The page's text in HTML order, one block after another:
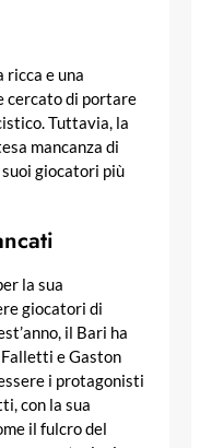
ricca e una
cercato di portare
Tuttavia, la
mancanza di
giocatori più
la sua
giocatori di
il Bari ha
e Gaston
i protagonisti
con la sua
il fulcro del